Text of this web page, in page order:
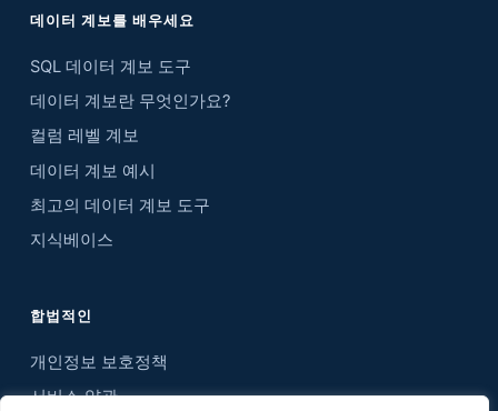
데이터 계보를 배우세요
SQL 데이터 계보 도구
데이터 계보란 무엇인가요?
컬럼 레벨 계보
데이터 계보 예시
최고의 데이터 계보 도구
지식베이스
합법적인
개인정보 보호정책
서비스 약관